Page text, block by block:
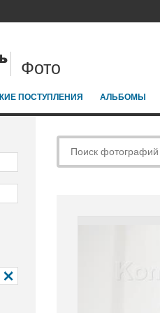
Фото
ПОСТУПЛЕНИЯ АЛЬБОМЫ